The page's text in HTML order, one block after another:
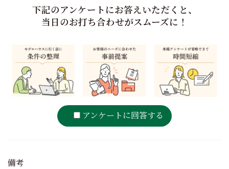
下記のアンケートにお答えいただくと、
当日のお打ち合わせがスムーズに！
アンケートに回答する
備考